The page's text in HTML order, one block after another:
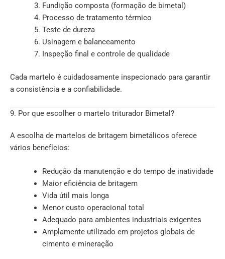
Fundição composta (formação de bimetal)
Processo de tratamento térmico
Teste de dureza
Usinagem e balanceamento
Inspeção final e controle de qualidade
Cada martelo é cuidadosamente inspecionado para garantir
a consistência e a confiabilidade.
9. Por que escolher o martelo triturador Bimetal?
A escolha de martelos de britagem bimetálicos oferece
vários benefícios:
Redução da manutenção e do tempo de inatividade
Maior eficiência de britagem
Vida útil mais longa
Menor custo operacional total
Adequado para ambientes industriais exigentes
Amplamente utilizado em projetos globais de
cimento e mineração